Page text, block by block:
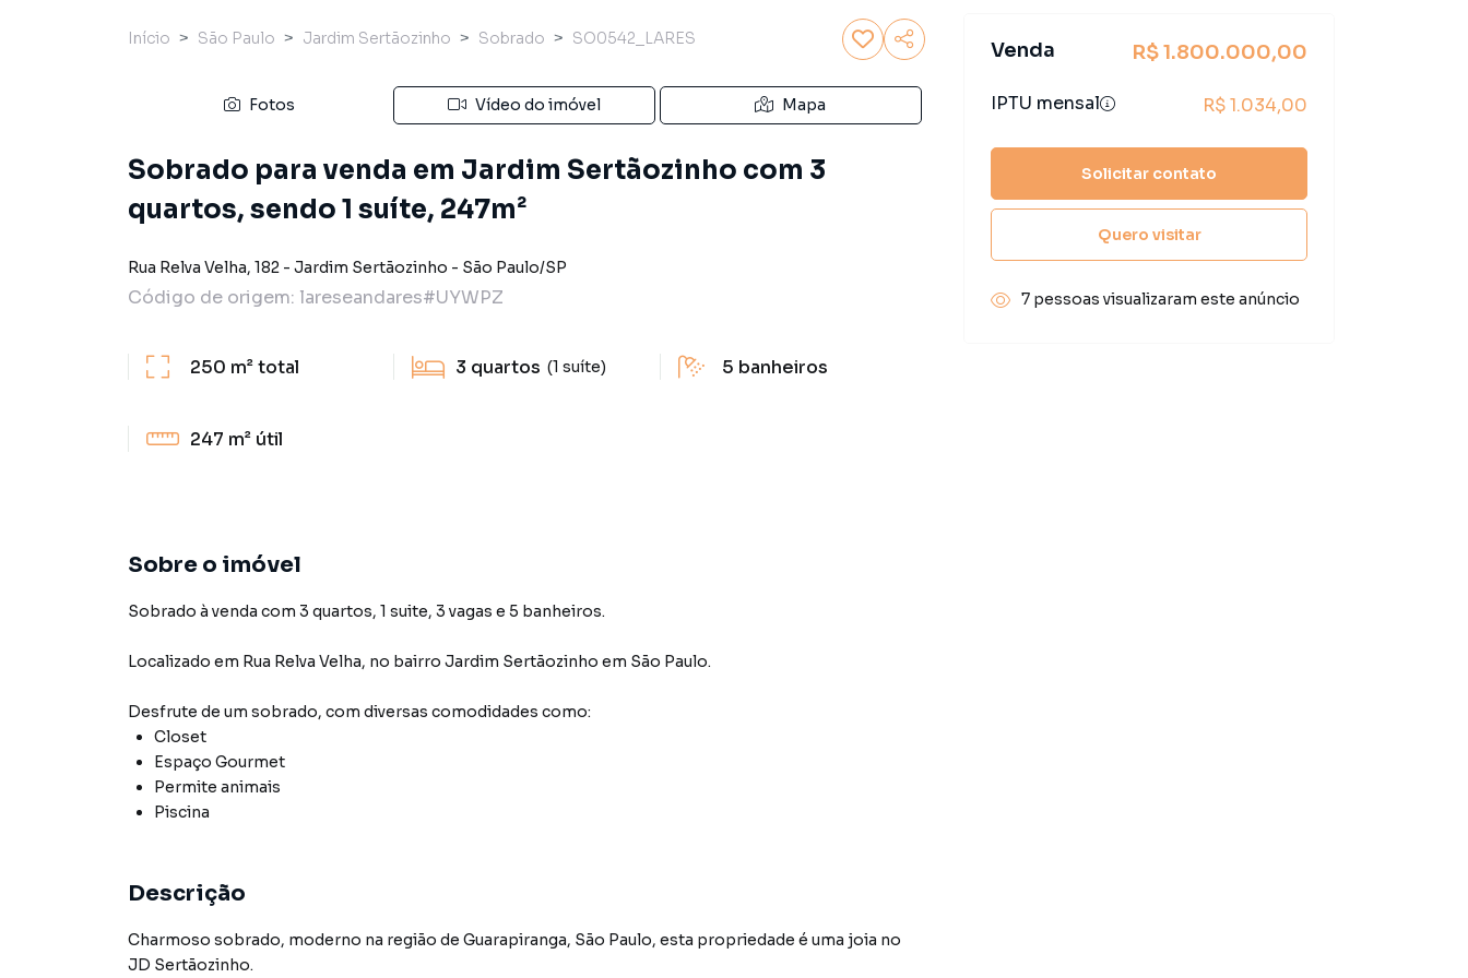
Início São Paulo Jardim Sertãozinho Sobrado SO0542_LARES
Fotos Vídeo do imóvel Mapa
Sobrado para venda em Jardim Sertãozinho com 3
quartos, sendo 1 suíte, 247m²
Rua Relva Velha, 182 - Jardim Sertãozinho - São Paulo/SP
Código de origem: lareseandares#UYWPZ
250 m²total 3 quartos (1 suíte) 5 banheiros
247 m² útil
Sobre o imóvel
Sobrado à venda com 3 quartos, 1 suite, 3 vagas e 5 banheiros.
Localizado em Rua Relva Velha, no bairro Jardim Sertãozinho em São Paulo.
Desfrute de um sobrado, com diversas comodidades como:
Closet
Espaço Gourmet
Permite animais
Piscina
Descrição
Charmoso sobrado, moderno na região de Guarapiranga, São Paulo, esta propriedade é uma joia no
JD Sertãozinho.
Venda R$ 1.800.000,00
IPTU mensal R$ 1.034,00
Solicitar contato
Quero visitar
7 pessoas visualizaram este anúncio